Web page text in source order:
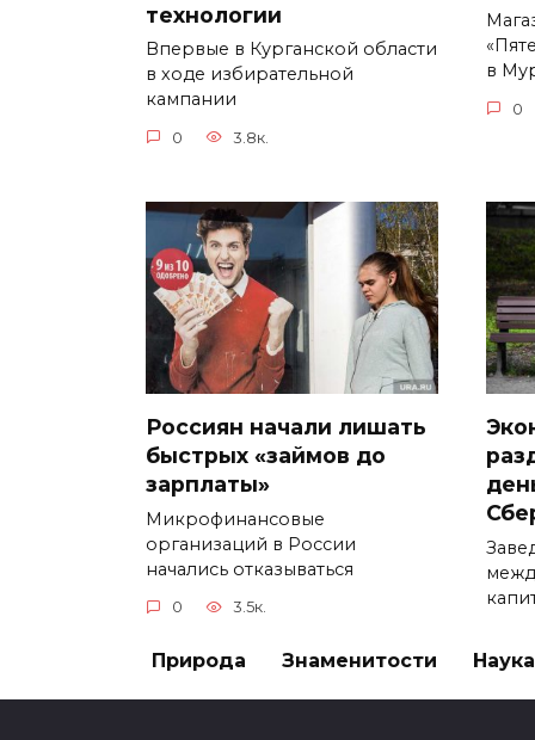
технологии
Впервые в Курганской области
в ходе избирательной
кампании
0 3.8к.
в
0
Россиян начали лишать
быстрых «займов до
зарплаты»
Микрофинансовые
организаций в России
начались отказываться
0 3.5к.
Природа Знаменитости Наука